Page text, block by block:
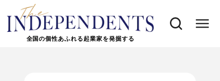
全国の個性あふれる起業家を発掘する